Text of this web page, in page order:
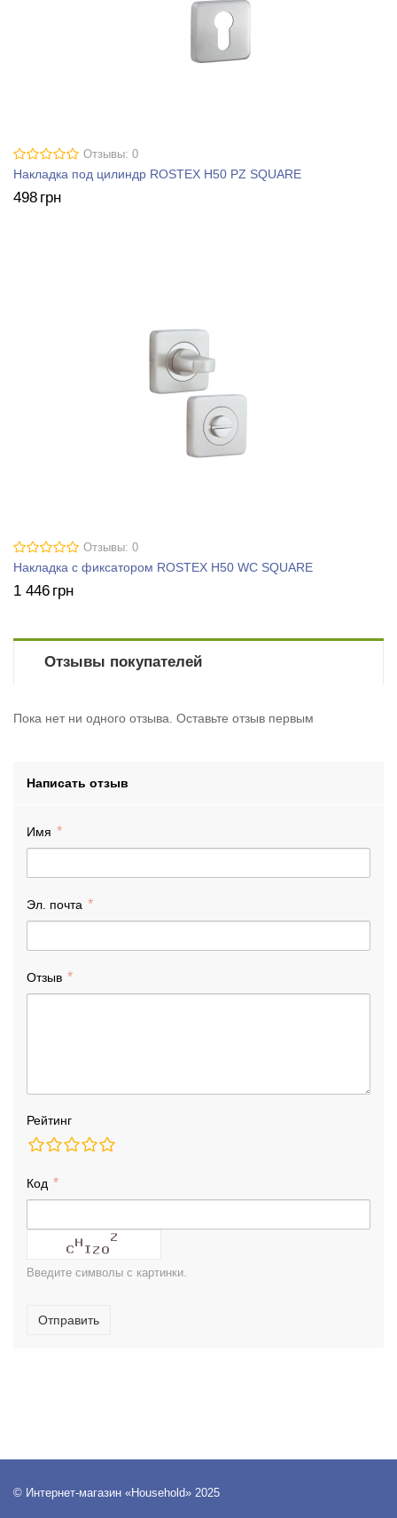
Отзывы: 0
Накладка под цилиндр ROSTEX H50 PZ SQUARE
498 грн
Отзывы: 0
Накладка с фиксатором ROSTEX H50 WC SQUARE
1 446 грн
Отзывы покупателей
Пока нет ни одного отзыва. Оставьте отзыв первым
Написать отзыв
Имя
Эл. почта
Отзыв
Рейтинг
Код
Введите символы с картинки.
Отправить
© Интернет-магазин «Household» 2025